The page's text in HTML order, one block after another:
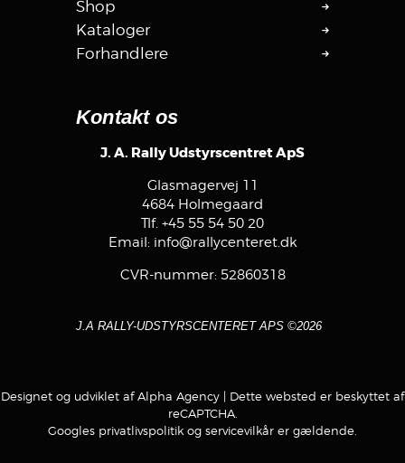
Shop
Kataloger
Forhandlere
Kontakt os
J. A. Rally Udstyrscentret ApS
Glasmagervej 11
4684 Holmegaard
Tlf. +45 55 54 50 20
Email: info@rallycenteret.dk
CVR-nummer: 52860318
J.A RALLY-UDSTYRSCENTERET APS ©2026
Designet og udviklet af Alpha Agency | Dette websted er beskyttet af
reCAPTCHA.
Googles privatlivspolitik og servicevilkår er gældende.